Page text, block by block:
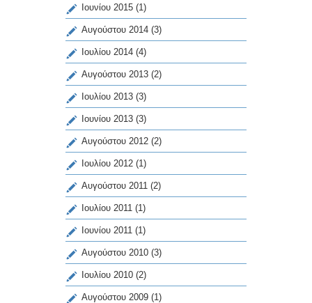
Ιουνίου 2015 (1)
Αυγούστου 2014 (3)
Ιουλίου 2014 (4)
Αυγούστου 2013 (2)
Ιουλίου 2013 (3)
Ιουνίου 2013 (3)
Αυγούστου 2012 (2)
Ιουλίου 2012 (1)
Αυγούστου 2011 (2)
Ιουλίου 2011 (1)
Ιουνίου 2011 (1)
Αυγούστου 2010 (3)
Ιουλίου 2010 (2)
Αυγούστου 2009 (1)